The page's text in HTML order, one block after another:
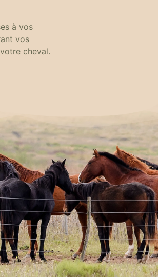
à vos
vos
cheval.